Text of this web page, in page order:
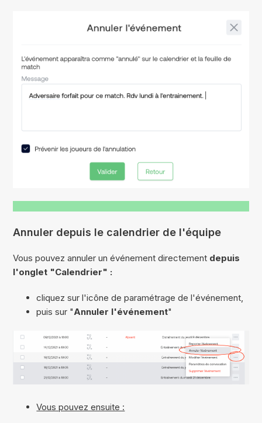
Annuler depuis le calendrier de l'équipe
Vous pouvez annuler un événement directement depuis
l'onglet "Calendrier" :
cliquez sur l'icône de paramétrage de l'événement,
puis sur "Annuler l'événement"
Vous pouvez ensuite :